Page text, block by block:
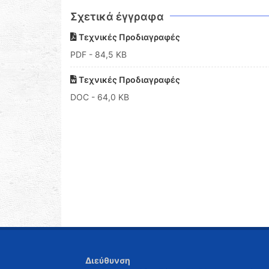
Σχετικά έγγραφα
Τεχνικές Προδιαγραφές
PDF - 84,5 KB
Τεχνικές Προδιαγραφές
DOC - 64,0 KB
Διεύθυνση